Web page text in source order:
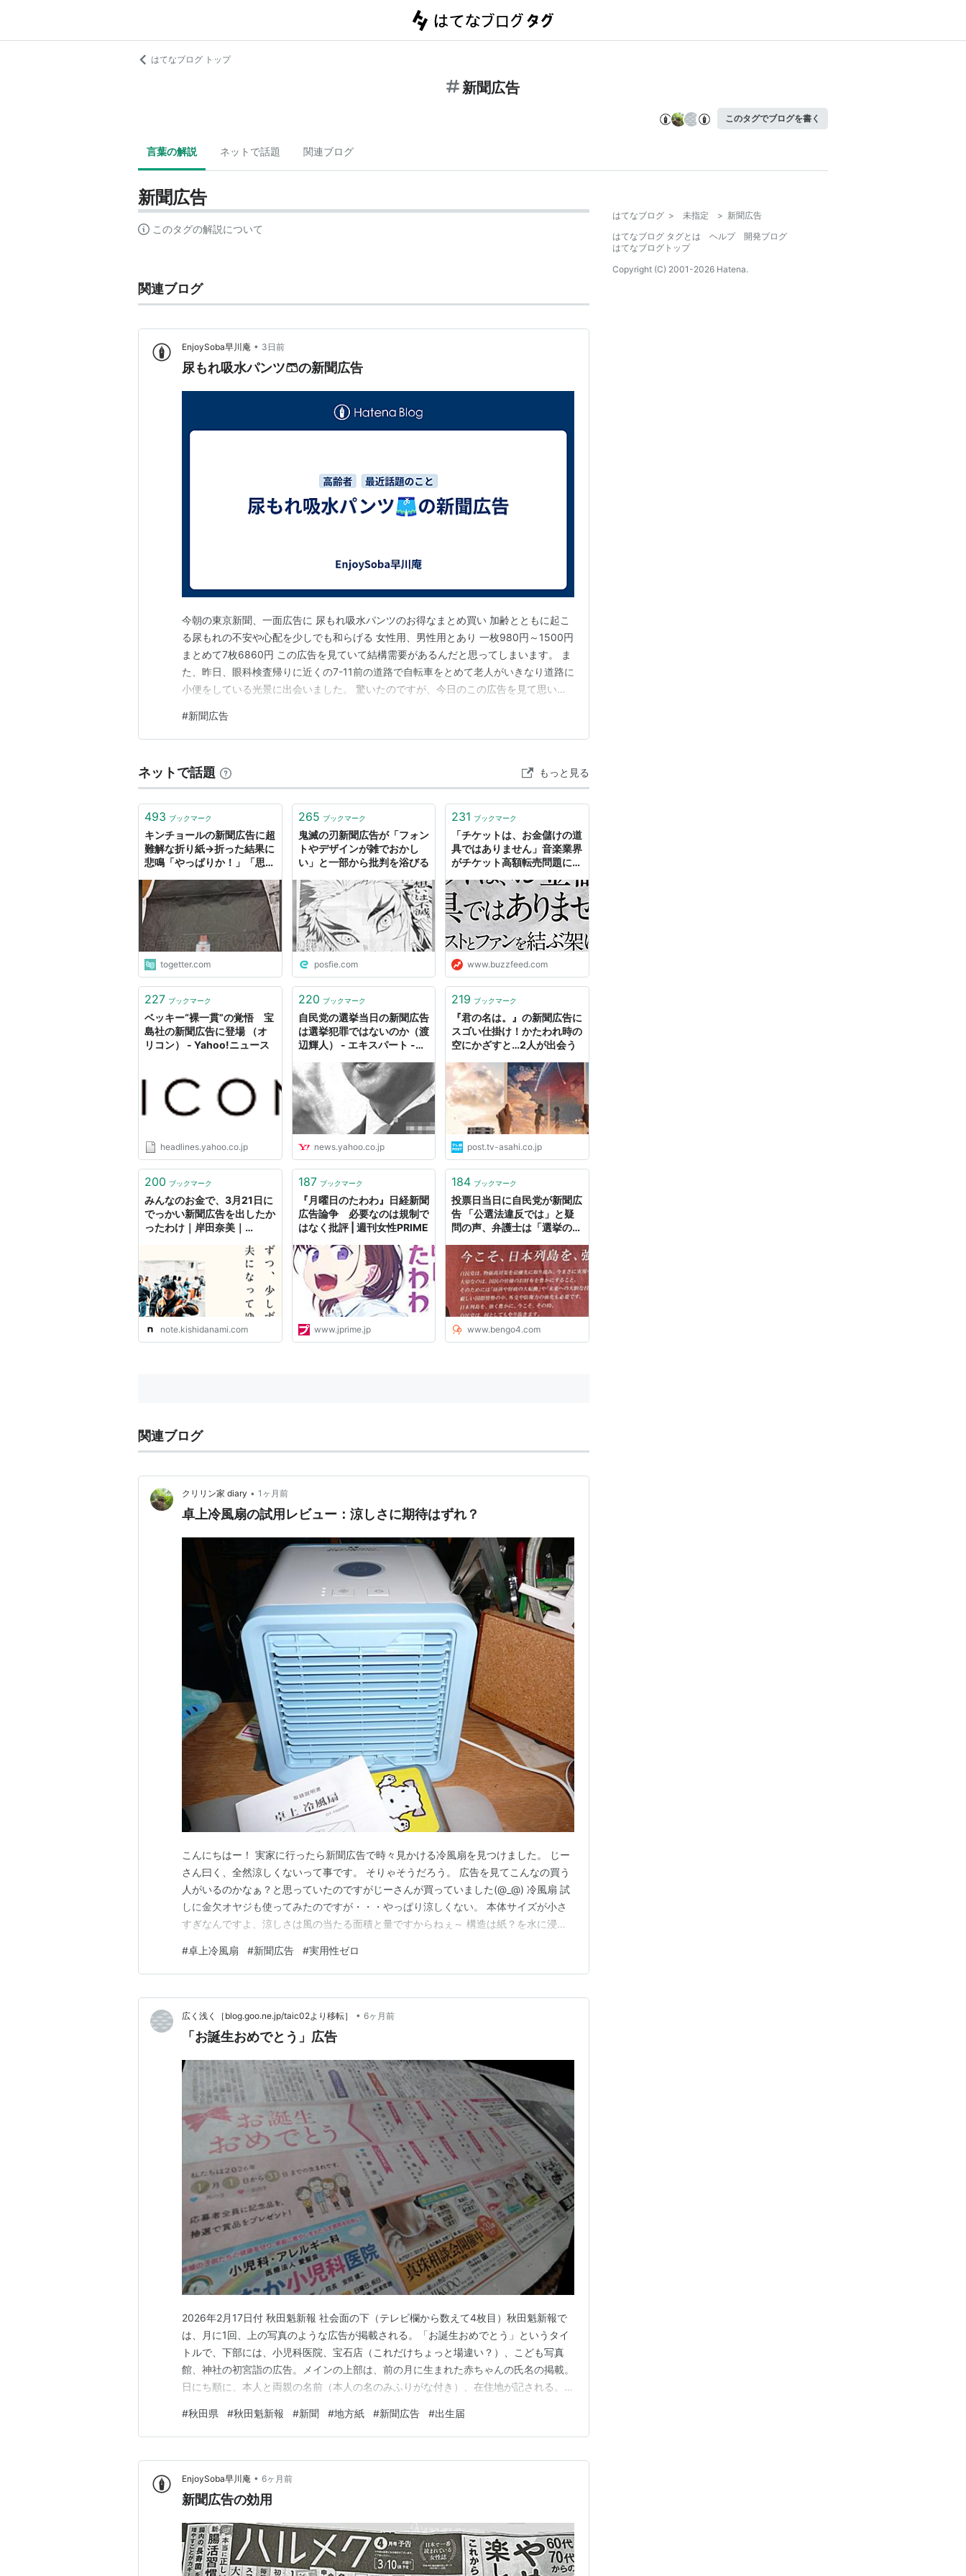
はてなブログ トップ
新聞広告
このタグでブログを書く
言葉の解説 ネットで話題 関連ブログ
新聞広告
このタグの解説について
関連ブログ
EnjoySoba早川庵 • 3日前
尿もれ吸水パンツ🩳の新聞広告
今朝の東京新聞、一面広告に 尿もれ吸水パンツのお得なまとめ買い 加齢とともに起こ
る尿もれの不安や心配を少しでも和らげる 女性用、男性用とあり 一枚980円～1500円
まとめて7枚6860円 この広告を見ていて結構需要があるんだと思ってしまいます。 ま
た、昨日、眼科検査帰りに近くの7-11前の道路で自転車をとめて老人がいきなり道路に
小便をしている光景に出会いました。 驚いたのですが、今日のこの広告を見て思い出
#新聞広告
ネットで話題 もっと見る
493 ブックマーク
キンチョールの新聞広告に超
難解な折り紙→折った結果に
悲鳴「やっぱりか！」「思っ
togetter.com
265 ブックマーク
鬼滅の刃新聞広告が「フォン
トやデザインが雑でおかし
い」と一部から批判を浴びる
posfie.com
231 ブックマーク
「チケットは、お金儲けの道
具ではありません」音楽業界
がチケット高額転売問題にあ
弾
www.buzzfeed.com
227 ブックマーク
ベッキー“裸一貫”の覚悟 宝
島社の新聞広告に登場 （オ
リコン） - Yahoo!ニュース
headlines.yahoo.co.jp
220 ブックマーク
自民党の選挙当日の新聞広告
は選挙犯罪ではないのか（渡
辺輝人） - エキスパート -
news.yahoo.co.jp
219 ブックマーク
『君の名は。』の新聞広告に
スゴい仕掛け！かたわれ時の
空にかざすと…2人が出会う
post.tv-asahi.co.jp
200 ブックマーク
みんなのお金で、3月21日に
でっかい新聞広告を出したか
ったわけ｜岸田奈美｜
note.kishidanami.com
187 ブックマーク
『月曜日のたわわ』日経新聞
広告論争 必要なのは規制で
はなく批評 | 週刊女性PRIME
www.jprime.jp
184 ブックマーク
投票日当日に自民党が新聞広
告 「公選法違反では」と疑
問の声、弁護士は「選挙のル
- 弁護士ドットコムニュース
www.bengo4.com
関連ブログ
クリリン家 diary • 1ヶ月前
卓上冷風扇の試用レビュー：涼しさに期待はずれ？
こんにちはー！ 実家に行ったら新聞広告で時々見かける冷風扇を見つけました。 じー
さん曰く、全然涼しくないって事です。 そりゃそうだろう。 広告を見てこんなの買う
人がいるのかなぁ？と思っていたのですがじーさんが買っていました(@_@) 冷風扇 試
しに金欠オヤジも使ってみたのですが・・・やっぱり涼しくない。 本体サイズが小さ
すぎなんですよ、涼しさは風の当たる面積と量ですからねぇ～ 構造は紙？を水に浸け
で気化熱を利用する構造 この10倍くらいの面積が有れば涼しい風が出るかもね？ 風を
送り出すファンはPCの廃熱に使われている…
#卓上冷風扇 #新聞広告 #実用性ゼロ
広く浅く［blog.goo.ne.jp/taic02より移転］ • 6ヶ月前
「お誕生おめでとう」広告
2026年2月17日付 秋田魁新報 社会面の下（テレビ欄から数えて4枚目）秋田魁新報で
は、月に1回、上の写真のような広告が掲載される。「お誕生おめでとう」というタイ
トルで、下部には、小児科医院、宝石店（これだけちょっと場違い？）、こども写真
館、神社の初宮詣の広告。メインの上部は、前の月に生まれた赤ちゃんの氏名の掲載。
日にち順に、本人と両親の名前（本人の名のみふりがな付き）、在住地が記される。ハ
たまに海外のこともあって国名を記載。今回（2026年1月生まれ）は9名掲載で、県内
が5名、県外は神奈川県、岩手県2、宮城県。【…
#秋田県 #秋田魁新報 #新聞 #地方紙 #新聞広告 #出生届
EnjoySoba早川庵 • 6ヶ月前
新聞広告の効用
はてなブログ > 未指定 > 新聞広告
はてなブログ タグとは
ヘルプ
開発ブログ
はてなブログトップ
Copyright (C) 2001-2026 Hatena.